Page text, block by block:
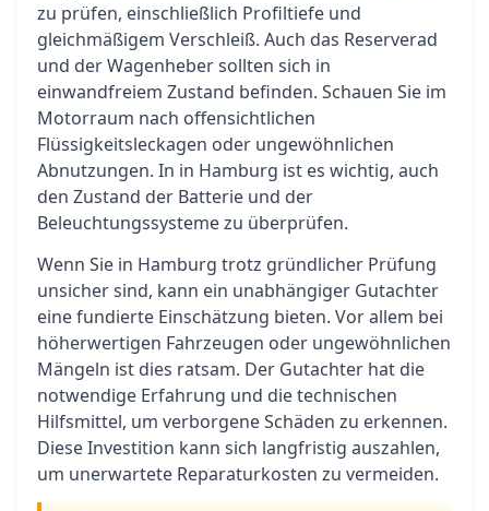
zu prüfen, einschließlich Profiltiefe und
gleichmäßigem Verschleiß. Auch das Reserverad
und der Wagenheber sollten sich in
einwandfreiem Zustand befinden. Schauen Sie im
Motorraum nach offensichtlichen
Flüssigkeitsleckagen oder ungewöhnlichen
Abnutzungen. In in Hamburg ist es wichtig, auch
den Zustand der Batterie und der
Beleuchtungssysteme zu überprüfen.
Wenn Sie in Hamburg trotz gründlicher Prüfung
unsicher sind, kann ein unabhängiger Gutachter
eine fundierte Einschätzung bieten. Vor allem bei
höherwertigen Fahrzeugen oder ungewöhnlichen
Mängeln ist dies ratsam. Der Gutachter hat die
notwendige Erfahrung und die technischen
Hilfsmittel, um verborgene Schäden zu erkennen.
Diese Investition kann sich langfristig auszahlen,
um unerwartete Reparaturkosten zu vermeiden.